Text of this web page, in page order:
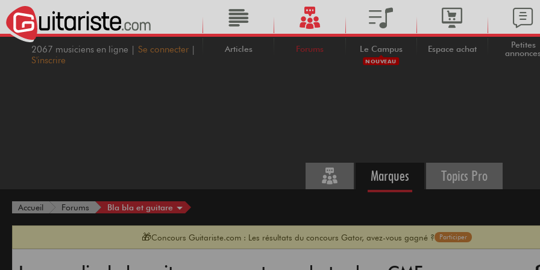
2067 musiciens en ligne | Se connecter |
S'inscrire
Articles Forums Le Campus
NOUVEAU
Espace achat
Petites
Marques Topics Pro
Accueil Forums Bla bla et guitare
🎁Concours Guitariste.com : Les résultats du concours Gator, avez-vous gagné ? Participer